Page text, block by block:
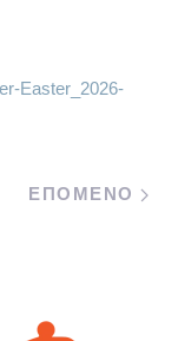
Easter_2026-
ΕΠΟΜΕΝΟ